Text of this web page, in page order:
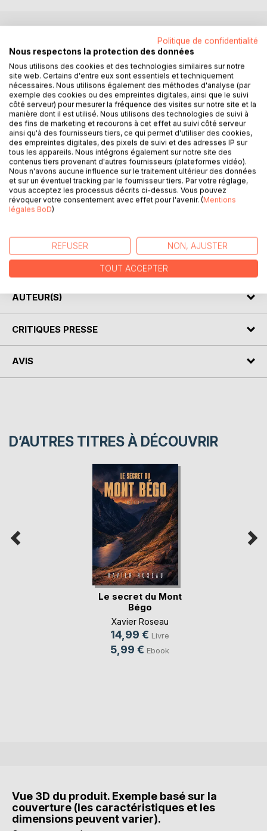
Pour comprendre le présent il faut souvent se référer au
passé. L'auteur nous entraîne aussi bien sur les pas des
maquisards du Haut-Languedoc qu'à chevaucher aux
côtés d'un franc-archer du roi de France Charles VII. Quel
lien peut-il donc y avoir avec les évènements tragiques se
déroulant de nos jours autour des terres de la baronne
Doriane d'Allanville sur les collines de Saint-Geniès-de-
Fontedit? Est-ce à cause du carnet d'un résistant trouvé
dans un grenier ? Est-ce consécutif à la découverte d'un
manuscrit dans une vieille malle ? Qui cherche à
s'approprier le domaine de l'unique héritière de la noble
famille ? Qui ose fomenter un complot pour la supprimer ?
d'Allanville va se tourner vers une connaissance de longue
date et ancien policier, Yan Valéro. C'est à lui qu'il
incombera de dénouer l'écheveau d'énigmes soulevées.
AUTEUR(S)
CRITIQUES PRESSE
AVIS
D’AUTRES TITRES À DÉCOUVRIR
Le secret du Mont
Bégo
Xavier Roseau
14,99 € Livre
5,99 € Ebook
Vue 3D du produit. Exemple basé sur la
couverture (les caractéristiques et les
dimensions peuvent varier).
Politique de confidentialité
Nous respectons la protection des données
Nous utilisons des cookies et des technologies similaires sur notre
site web. Certains d'entre eux sont essentiels et techniquement
nécessaires. Nous utilisons également des méthodes d'analyse (par
exemple des cookies ou des empreintes digitales, ainsi que le suivi
côté serveur) pour mesurer la fréquence des visites sur notre site et la
manière dont il est utilisé. Nous utilisons des technologies de suivi à
des fins de marketing et recourons à cet effet au suivi côté serveur
ainsi qu'à des fournisseurs tiers, ce qui permet d'utiliser des cookies,
des empreintes digitales, des pixels de suivi et des adresses IP sur
tous les appareils. Nous intégrons également sur notre site des
contenus tiers provenant d'autres fournisseurs (plateformes vidéo).
Nous n'avons aucune influence sur le traitement ultérieur des données
et sur un éventuel tracking par le fournisseur tiers. Par votre réglage,
vous acceptez les processus décrits ci-dessus. Vous pouvez
révoquer votre consentement avec effet pour l'avenir. (Mentions
légales BoD)
REFUSER NON, AJUSTER
TOUT ACCEPTER